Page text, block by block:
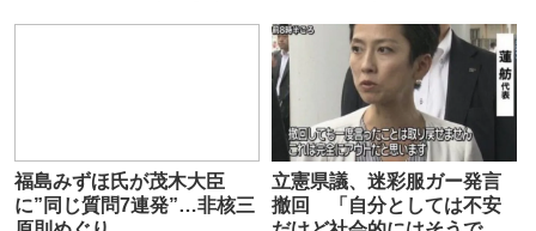
福島みずほ氏が茂木大臣
に”同じ質問7連発”…非核三
立憲県議、迷彩服ガー発言
撤回 「自分としては不安